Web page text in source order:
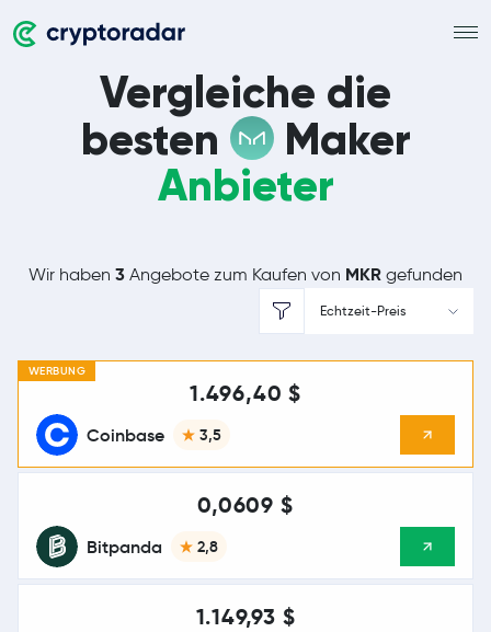
Vergleiche die
besten
Maker
Anbieter
Wir haben 3 Angebote zum Kaufen von MKR gefunden
Echtzeit-Preis
WERBUNG
Coinbase 3,5
1.496,40 $
Bitpanda 2,8
0,0609 $
1.149,93 $